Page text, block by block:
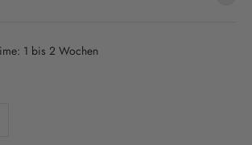
1 bis 2 Wochen